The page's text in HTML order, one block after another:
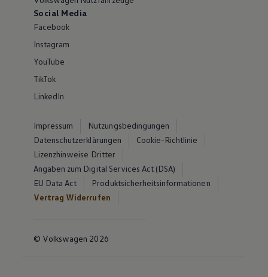
Social Media
Facebook
Instagram
YouTube
TikTok
LinkedIn
Impressum
Nutzungsbedingungen
Datenschutzerklärungen
Cookie-Richtlinie
Lizenzhinweise Dritter
Angaben zum Digital Services Act (DSA)
EU Data Act
Produktsicherheitsinformationen
Vertrag Widerrufen
© Volkswagen 2026